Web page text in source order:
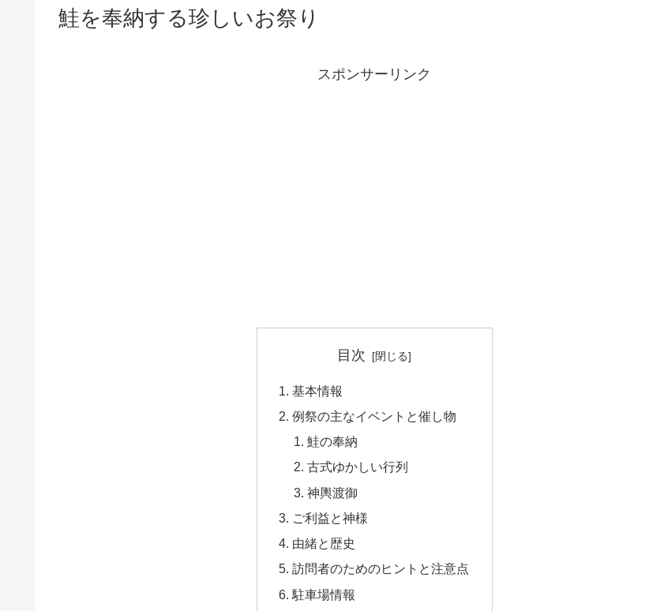
鮭を奉納する珍しいお祭り
スポンサーリンク
目次
基本情報
例祭の主なイベントと催し物
鮭の奉納
古式ゆかしい行列
神輿渡御
ご利益と神様
由緒と歴史
訪問者のためのヒントと注意点
駐車場情報